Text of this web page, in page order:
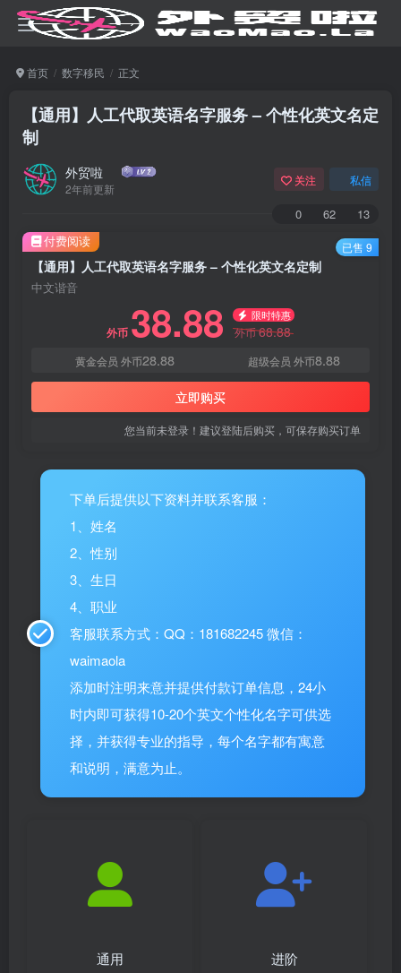
首页 数字移民 正文
【通用】人工代取英语名字服务 – 个性化英文名定
制
外贸啦
2年前更新
关注 私信
0 62 13
【通用】人工代取英语名字服务 – 个性化英文名定制
中文谐音
外币 38.88 限时特惠
外币68.88
黄金会员 外币28.88 超级会员 外币8.88
立即购买
您当前未登录！建议登陆后购买，可保存购买订单
付费阅读 已售 9
下单后提供以下资料并联系客服：
1、姓名
2、性别
3、生日
4、职业
客服联系方式：QQ：181682245 微信：
waimaola
添加时注明来意并提供付款订单信息，24小
时内即可获得10-20个英文个性化名字可供选
择，并获得专业的指导，每个名字都有寓意
和说明，满意为止。
通用 进阶